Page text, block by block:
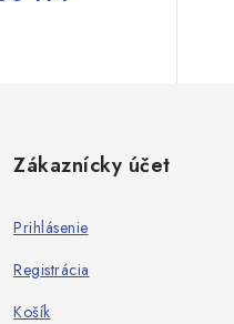
Zákaznícky účet
Prihlásenie
Registrácia
Košík